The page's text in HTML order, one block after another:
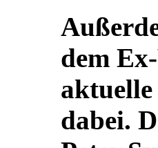
dem
dabei.